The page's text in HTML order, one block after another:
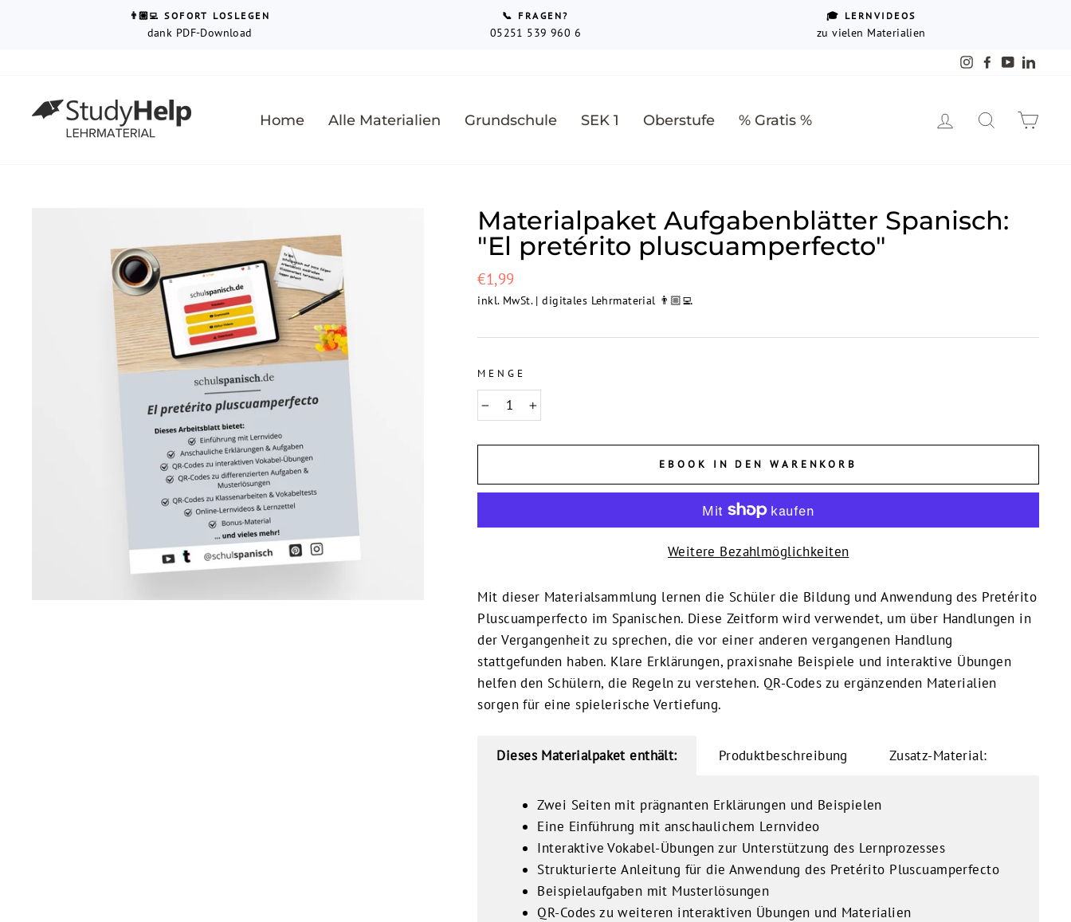
Zum Inhalt springen
Fußzeile springen
Barrierefreiheits-Widget öffnen
Pause
👨🏼‍💻 SOFORT LOSLEGEN
dank PDF-Download
📞 FRAGEN?
05251 539 960 6
🎓 LERNVIDEOS
zu vielen Materialien
Instagram
FacebookYouTube
Home Alle Materialien Grundschule SEK 1 Oberstufe % Gratis % Einloggen
Suche
Materialpaket Aufgabenblätter Spanisch:
"El pretérito pluscuamperfecto"
Normaler
Preis
€1,99
inkl. MwSt. | digitales Lehrmaterial 👨🏼‍💻
MENGE
− +
EBOOK IN DEN WARENKORB
Weitere Bezahlmöglichkeiten
Mit dieser Materialsammlung lernen die Schüler die Bildung und Anwendung des Pretérito
Pluscuamperfecto im Spanischen. Diese Zeitform wird verwendet, um über Handlungen in
der Vergangenheit zu sprechen, die vor einer anderen vergangenen Handlung
stattgefunden haben. Klare Erklärungen, praxisnahe Beispiele und interaktive Übungen
helfen den Schülern, die Regeln zu verstehen. QR-Codes zu ergänzenden Materialien
sorgen für eine spielerische Vertiefung.
Dieses Materialpaket enthält:
Zwei Seiten mit prägnanten Erklärungen und Beispielen
Eine Einführung mit anschaulichem Lernvideo
Interaktive Vokabel-Übungen zur Unterstützung des Lernprozesses
Strukturierte Anleitung für die Anwendung des Pretérito Pluscuamperfecto
Beispielaufgaben mit Musterlösungen
QR-Codes zu weiteren interaktiven Übungen und Materialien
Produktbeschreibung Zusatz-Material: